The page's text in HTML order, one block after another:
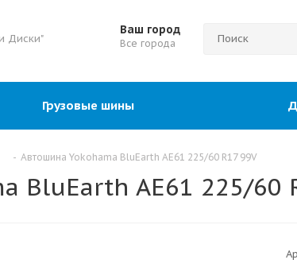
Диски"
Ваш город
Все города
Грузовые шины
- Автошина Yokohama BluEarth AE61 225/60 R17 99V
BluEarth AE61 225/60